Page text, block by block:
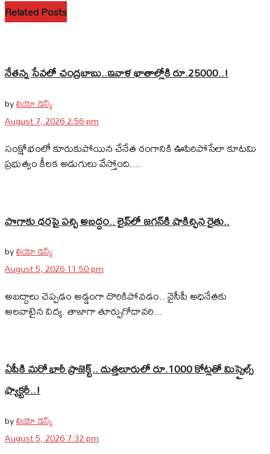
Related Posts
నేతన్న సేవలో చంద్రబాబు..ఇవాళ ఖాతాల్లోకి రూ.25000..!
byలియో డెస్క్
August 7, 2026 2:56 pm
సంక్షోభంలో కూరుకుపోయిన చేనేత రంగానికి ఊపిరిపోసేలా కూటమి
ప్రభుత్వం కీలక అడుగులు వేస్తోంది....
పొగాకు ధరపై పచ్చి అబద్దం.. లైవ్‌లో జగన్‌కి షాకిచ్చిన రైతు..
byలియో డెస్క్
August 5, 2026 11:50 pm
అబద్దాలు చెప్పడం అడ్డంగా దొరికిపోవడం.. వైసీపీ అధినేతకు
అలవాటైన విద్య. తాజాగా తూర్పుగోదావరి...
ఏపీకి మరో భారీ ప్రాజెక్ట్.. దుత్తలూరులో రూ.1000 కోట్లతో మిస్సైల్స్
ఫ్యాక్టరీ..!
byలియో డెస్క్
August 5, 2026 7:32 pm